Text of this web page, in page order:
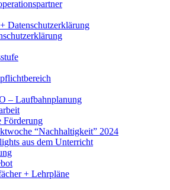
Datenschutzerklärung
– Laufbahnplanung
Förderung
“Nachhaltigkeit” 2024
aus dem Unterricht
+ Lehrpläne